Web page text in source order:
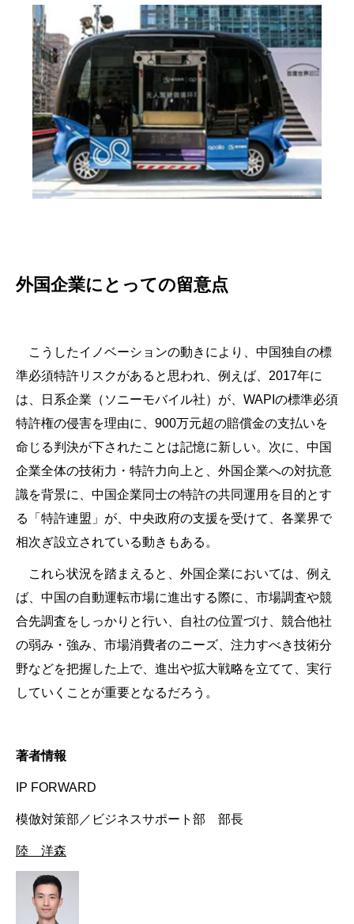
外国企業にとっての留意点
こうしたイノベーションの動きにより、中国独自の標
準必須特許リスクがあると思われ、例えば、2017年に
は、日系企業（ソニーモバイル社）が、WAPIの標準必須
特許権の侵害を理由に、900万元超の賠償金の支払いを
命じる判決が下されたことは記憶に新しい。次に、中国
企業全体の技術力・特許力向上と、外国企業への対抗意
識を背景に、中国企業同士の特許の共同運用を目的とす
る「特許連盟」が、中央政府の支援を受けて、各業界で
相次ぎ設立されている動きもある。
これら状況を踏まえると、外国企業においては、例え
ば、中国の自動運転市場に進出する際に、市場調査や競
合先調査をしっかりと行い、自社の位置づけ、競合他社
の弱み・強み、市場消費者のニーズ、注力すべき技術分
野などを把握した上で、進出や拡大戦略を立てて、実行
していくことが重要となるだろう。
著者情報
IP FORWARD
模倣対策部／ビジネスサポート部 部長
陸 洋森